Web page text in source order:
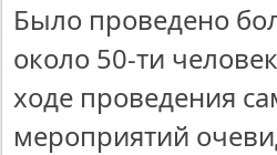
Было проведено
около 50-ти
ходе проведения
мероприятий